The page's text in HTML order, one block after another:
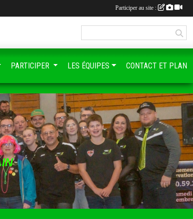
PARTICIPER LES ÉQUIPES CONTACT ET PLAN
Participer au site :